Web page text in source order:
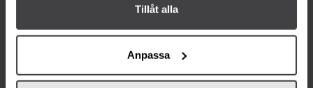
Tillåt alla
Anpassa